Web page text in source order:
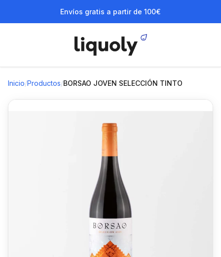
Envíos gratis a partir de 100€
Inicio/Productos/BORSAO JOVEN SELECCIÓN TINTO